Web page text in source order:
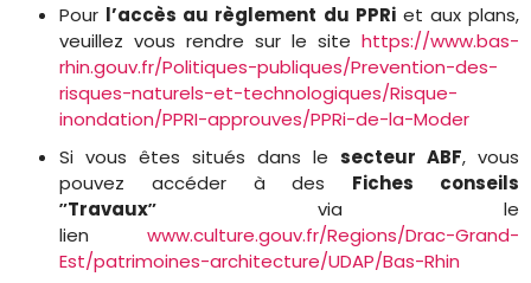
Pour l’accès au règlement du PPRiet aux plans,
veuillez vous rendre sur le site https://www.bas-
rhin.gouv.fr/Politiques-publiques/Prevention-des-
risques-naturels-et-technologiques/Risque-
inondation/PPRI-approuves/PPRi-de-la-Moder
Si vous êtes situés dans le secteur ABF, vous
pouvez accéder à des Fiches conseils
ʺTravauxʺ via le
lien www.culture.gouv.fr/Regions/Drac-Grand-
Est/patrimoines-architecture/UDAP/Bas-Rhin